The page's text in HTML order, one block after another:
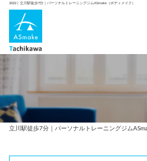
2022 | 立川駅徒歩7分｜パーソナルトレーニングジムASmake（ボディメイク）
立川駅徒歩7分｜パーソナルトレーニングジム